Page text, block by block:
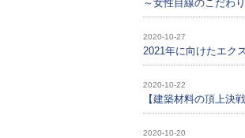
～女性目線のこだわ
2020-10-27
2021年に向けたエク
2020-10-22
【建築材料の頂上決
2020-10-20